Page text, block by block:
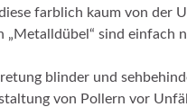
farblich kaum von der
„Metalldübel“ sind einfach
blinder und
von Pollern vor